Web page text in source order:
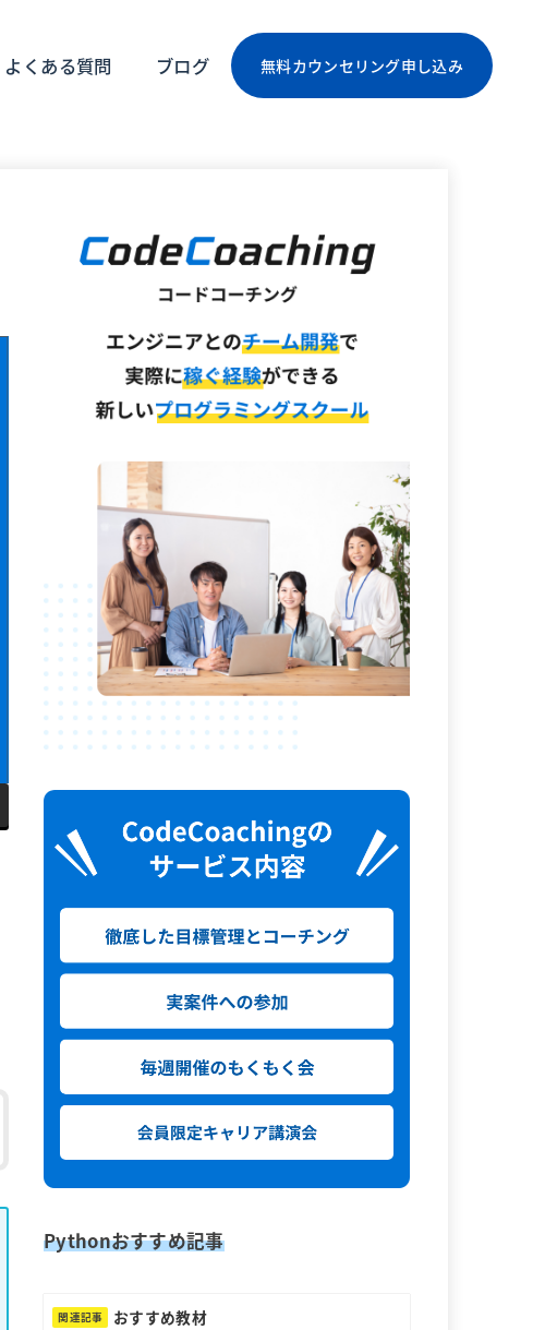
よくある質問 ブログ 無料カウンセリング申し込み
Pythonおすすめ記事
関連記事 おすすめ教材